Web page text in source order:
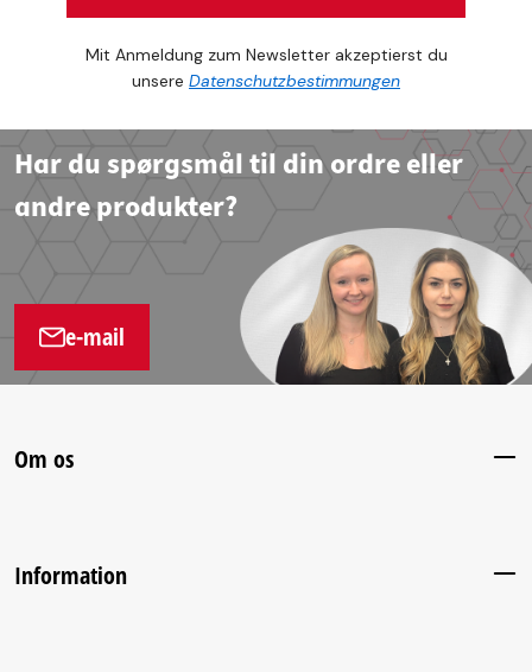
Mit Anmeldung zum Newsletter akzeptierst du
unsere Datenschutzbestimmungen
Har du spørgsmål til din ordre eller
andre produkter?
e-mail
Om os
Information